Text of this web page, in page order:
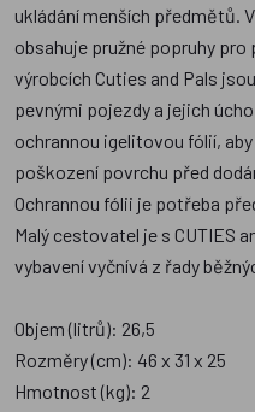
ukládání menších předmětů.
obsahuje pružné popruhy
výrobcích Cuties and Pals
pevnými pojezdy a jejich
ochrannou igelitovou fólií,
poškození povrchu před
Ochrannou fólii je potřeba
Malý cestovatel je s CUTIES
vybavení vyčnívá z řady
Objem (litrů): 26,5
Rozměry (cm): 46 x 31 x 25
Hmotnost (kg): 2